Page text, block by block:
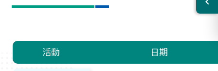
活動 日期